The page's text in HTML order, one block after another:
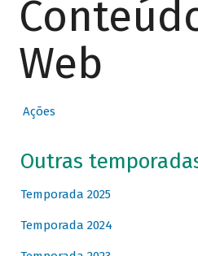
Web
Ações
Outras
Temporada 2025
Temporada 2024